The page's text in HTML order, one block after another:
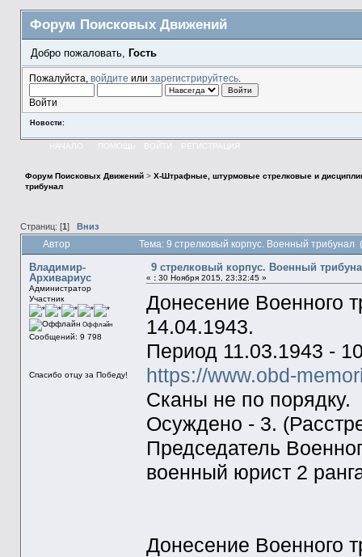
Форум Поисковых Движений
Добро пожаловать, Гость
Пожалуйста, войдите или зарегистрируйтесь.
Войти
Новости:
НАЧАЛО ПОМОЩЬ ВОЙТИ РЕГИСТРАЦИЯ
Форум Поисковых Движений> X-Штрафные, штурмовые стрелковые и
трибунал
Страниц: [1 ] Вниз
Автор Тема: 9 стрелковый корпус. Военный трибунал
Владимир-
Архивариус
Администратор
Участник
Оффлайн
Сообщений: 9 798
Спасибо отцу за Победу!
9 стрелковый корпус. Военный
« :30 Ноября 2015, 23:32:45 »
Донесение Военного
14.04.1943.
Период 11.03.1943 -
https://www.obd-
Сканы не по порядку.
Осуждено - 3.
Председатель
военный юрист 2
Донесение Военного